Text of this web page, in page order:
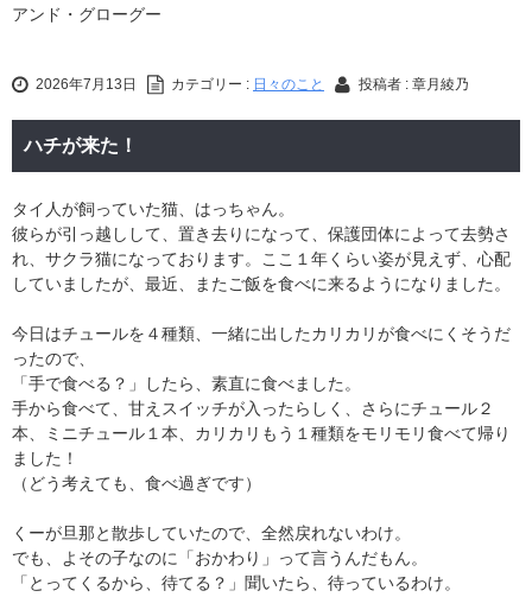
アンド・グローグー
2026年7月13日 カテゴリー : 日々のこと 投稿者 : 章月綾乃
ハチが来た！
タイ人が飼っていた猫、はっちゃん。
彼らが引っ越しして、置き去りになって、保護団体によって去勢さ
れ、サクラ猫になっております。ここ１年くらい姿が見えず、心配
していましたが、最近、またご飯を食べに来るようになりました。
今日はチュールを４種類、一緒に出したカリカリが食べにくそうだ
ったので、
「手で食べる？」したら、素直に食べました。
手から食べて、甘えスイッチが入ったらしく、さらにチュール２
本、ミニチュール１本、カリカリもう１種類をモリモリ食べて帰り
ました！
（どう考えても、食べ過ぎです）
くーが旦那と散歩していたので、全然戻れないわけ。
でも、よその子なのに「おかわり」って言うんだもん。
「とってくるから、待てる？」聞いたら、待っているわけ。